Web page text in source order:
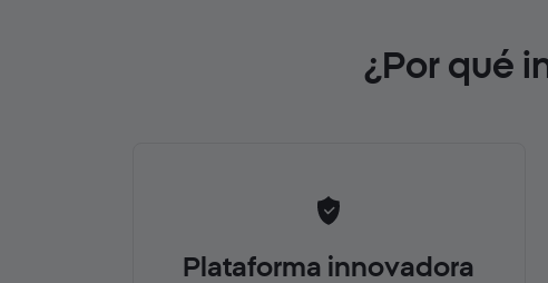
¿Por qué
Plataforma innovadora